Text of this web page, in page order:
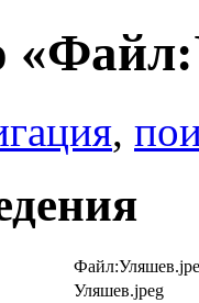
,
Уляшев.jpeg